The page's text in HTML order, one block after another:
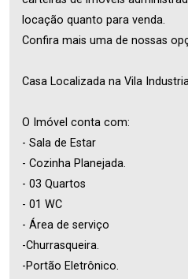
locação quanto para venda.
Confira mais uma de nossas
Casa Localizada na Vila
O Imóvel conta com:
- Sala de Estar
- Cozinha Planejada.
- 03 Quartos
- 01 WC
- Área de serviço
-Churrasqueira.
-Portão Eletrônico.